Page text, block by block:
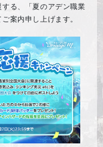
する、「夏のアデン職業
案内申し上げます。